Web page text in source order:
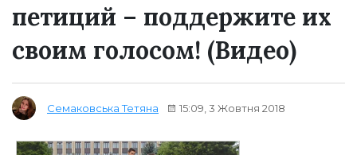
петиций – поддержите их
своим голосом! (Видео)
Семаковська Тетяна 15:09, 3 Жовтня 2018